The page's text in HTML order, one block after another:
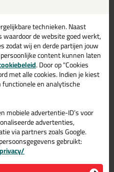
het is een plezier om mee te
ook zeker een volwaardige
2025
op 17 mei 2025
van verfrollen van Anza (
en perfecte prijs als we
we zeker terug bij jullie
technieken. Naast
de website goed werkt,
zodat wij en derde partijen jouw
content kunnen laten
. Door op "Cookies
met alle cookies. Indien je kiest
en analytische
mobiele advertentie-ID’s voor
advertenties,
via partners zoals Google.
gebruikt: